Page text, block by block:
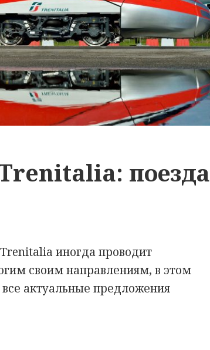
поезда
иногда проводит
своим направлениям, в этом
актуальные предложения
поезда по Италии